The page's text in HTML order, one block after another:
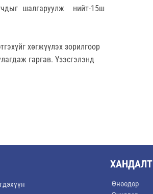
шалгаруулж нийт-15ш
хөгжүүлэх зорилгоор
гаргав. Үзэсгэлэнд
ХАНДАЛТ
Өнөөдөр